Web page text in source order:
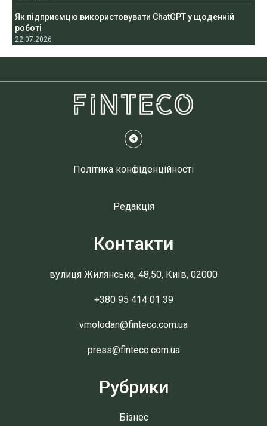
Як підприємцю використовувати ChatGPT у щоденній
роботі
22.07.2026
Політика конфіденційності
Редакція
Контакти
вулиця Жилянська, 48,50, Київ, 02000
+380 95 414 01 39
vmolodan@finteco.com.ua
press@finteco.com.ua
Рубрики
Бізнес